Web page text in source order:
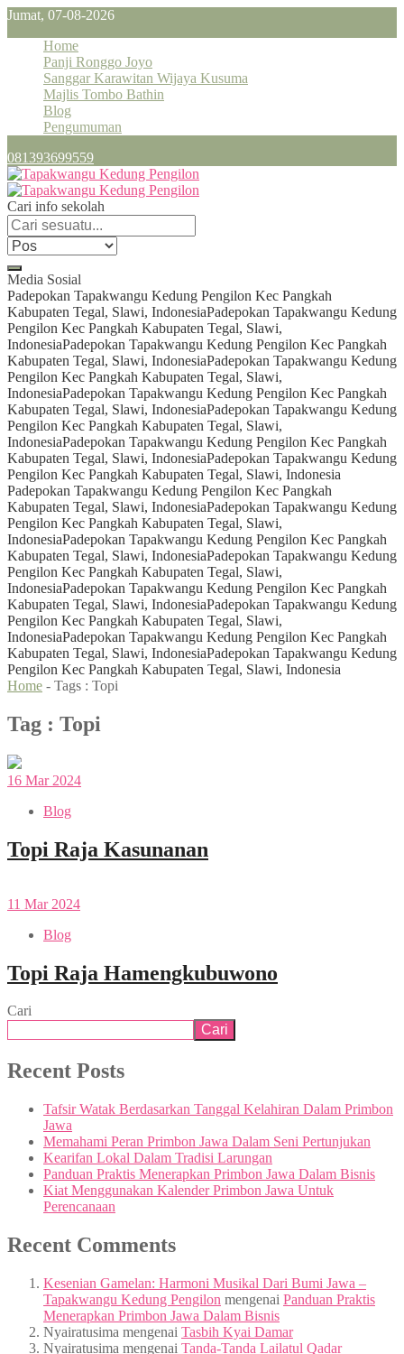
Jumat, 07-08-2026
Home
Panji Ronggo Joyo
Sanggar Karawitan Wijaya Kusuma
Majlis Tombo Bathin
Blog
Pengumuman
081393699559
Cari info sekolah
Media Sosial
Padepokan Tapakwangu Kedung Pengilon Kec Pangkah
Kabupaten Tegal, Slawi, IndonesiaPadepokan Tapakwangu Kedung
Pengilon Kec Pangkah Kabupaten Tegal, Slawi,
IndonesiaPadepokan Tapakwangu Kedung Pengilon Kec Pangkah
Kabupaten Tegal, Slawi, IndonesiaPadepokan Tapakwangu Kedung
Pengilon Kec Pangkah Kabupaten Tegal, Slawi,
IndonesiaPadepokan Tapakwangu Kedung Pengilon Kec Pangkah
Kabupaten Tegal, Slawi, IndonesiaPadepokan Tapakwangu Kedung
Pengilon Kec Pangkah Kabupaten Tegal, Slawi,
IndonesiaPadepokan Tapakwangu Kedung Pengilon Kec Pangkah
Kabupaten Tegal, Slawi, IndonesiaPadepokan Tapakwangu Kedung
Pengilon Kec Pangkah Kabupaten Tegal, Slawi, Indonesia
Padepokan Tapakwangu Kedung Pengilon Kec Pangkah
Kabupaten Tegal, Slawi, IndonesiaPadepokan Tapakwangu Kedung
Pengilon Kec Pangkah Kabupaten Tegal, Slawi,
IndonesiaPadepokan Tapakwangu Kedung Pengilon Kec Pangkah
Kabupaten Tegal, Slawi, IndonesiaPadepokan Tapakwangu Kedung
Pengilon Kec Pangkah Kabupaten Tegal, Slawi,
IndonesiaPadepokan Tapakwangu Kedung Pengilon Kec Pangkah
Kabupaten Tegal, Slawi, IndonesiaPadepokan Tapakwangu Kedung
Pengilon Kec Pangkah Kabupaten Tegal, Slawi,
IndonesiaPadepokan Tapakwangu Kedung Pengilon Kec Pangkah
Kabupaten Tegal, Slawi, IndonesiaPadepokan Tapakwangu Kedung
Pengilon Kec Pangkah Kabupaten Tegal, Slawi, Indonesia
Home - Tags : Topi
Tag : Topi
16 Mar 2024
Blog
Topi Raja Kasunanan
11 Mar 2024
Blog
Topi Raja Hamengkubuwono
Cari
Cari
Recent Posts
Tafsir Watak Berdasarkan Tanggal Kelahiran Dalam Primbon
Jawa
Memahami Peran Primbon Jawa Dalam Seni Pertunjukan
Kearifan Lokal Dalam Tradisi Larungan
Panduan Praktis Menerapkan Primbon Jawa Dalam Bisnis
Kiat Menggunakan Kalender Primbon Jawa Untuk
Perencanaan
Recent Comments
Kesenian Gamelan: Harmoni Musikal Dari Bumi Jawa –
Tapakwangu Kedung Pengilon mengenai Panduan Praktis
Menerapkan Primbon Jawa Dalam Bisnis
Nyairatusima mengenai Tasbih Kyai Damar
Nyairatusima mengenai Tanda-Tanda Lailatul Qadar